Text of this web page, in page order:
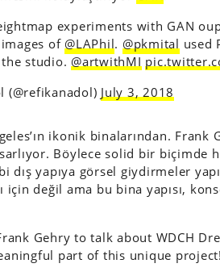
experiments with GAN
of @LAPhil. @pkmital used
studio. @artwithMI
(@refikanadol) July 3, 2018
ikonik binalarından.
Böylece solid bir biçimde
dış yapıya görsel giydirmeler
için değil ama bu bina yapısı,
Gehry to talk about WDCH
part of this unique project!